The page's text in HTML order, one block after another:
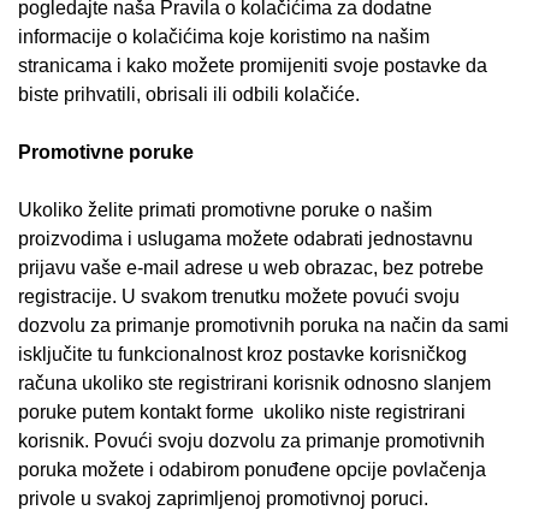
pogledajte naša Pravila o kolačićima za dodatne
informacije o kolačićima koje koristimo na našim
stranicama i kako možete promijeniti svoje postavke da
biste prihvatili, obrisali ili odbili kolačiće.
Promotivne poruke
Ukoliko želite primati promotivne poruke o našim
proizvodima i uslugama možete odabrati jednostavnu
prijavu vaše e-mail adrese u web obrazac, bez potrebe
registracije. U svakom trenutku možete povući svoju
dozvolu za primanje promotivnih poruka na način da sami
isključite tu funkcionalnost kroz postavke korisničkog
računa ukoliko ste registrirani korisnik odnosno slanjem
poruke putem kontakt forme ukoliko niste registrirani
korisnik. Povući svoju dozvolu za primanje promotivnih
poruka možete i odabirom ponuđene opcije povlačenja
privole u svakoj zaprimljenoj promotivnoj poruci.